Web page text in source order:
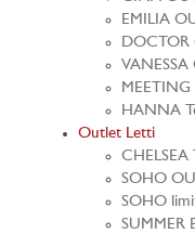
EMILIA
DOCTOR
VANESSA
MEETING
HANNA
Outlet Letti
SOHO
SOHO
SUMMER